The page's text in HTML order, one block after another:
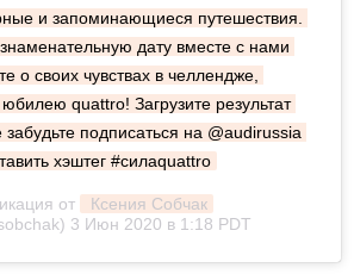
и запоминающиеся путешествия.
дату вместе с нами
о своих чувствах в челлендже,
quattro! Загрузите результат
забудьте подписаться на @audirussia
хэштег #силаquattro
от
Ксения Собчак
3 Июн 2020 в 1:18 PDT